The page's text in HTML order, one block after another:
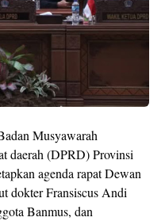
Musyawarah
daerah (DPRD) Provinsi
agenda rapat Dewan
dokter Fransiscus Andi
Banmus, dan